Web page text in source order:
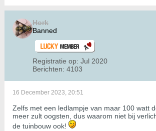
Hork
Banned
Registratie op: Jul 2020
Berichten: 4103
16 December 2023, 20:51
Zelfs met een ledlampje van maar 100 watt
meer zult oogsten, dus waarom niet bij
de tuinbouw ook!